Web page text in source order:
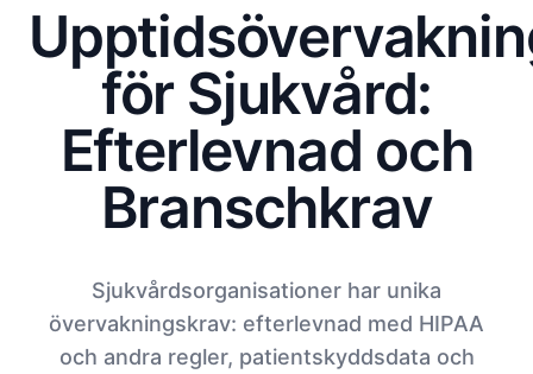
för Sjukvård:
Efterlevnad och
Branschkrav
Sjukvårdsorganisationer har unika
övervakningskrav: efterlevnad med HIPAA
och andra regler, patientskyddsdata och